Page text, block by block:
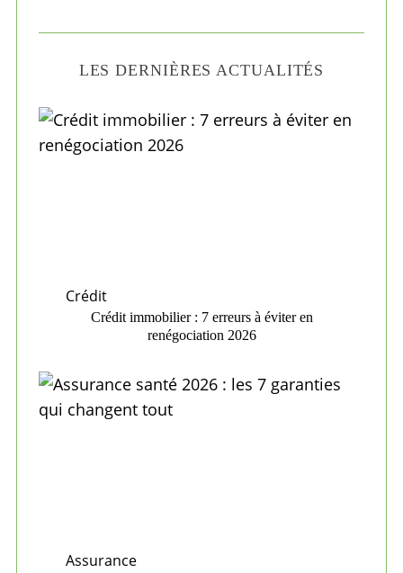
LES DERNIÈRES ACTUALITÉS
Crédit
Crédit immobilier : 7 erreurs à éviter en
renégociation 2026
Assurance